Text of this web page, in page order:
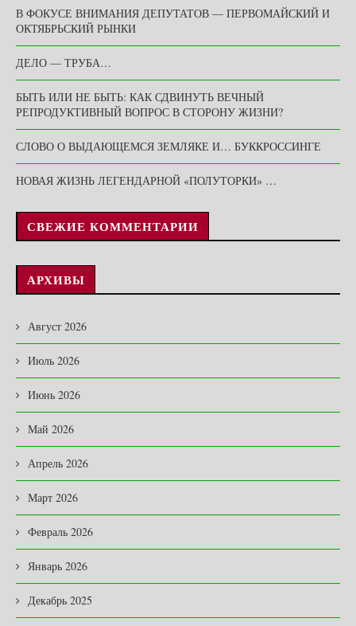
В ФОКУСЕ ВНИМАНИЯ ДЕПУТАТОВ — ПЕРВОМАЙСКИЙ И
ОКТЯБРЬСКИЙ РЫНКИ
ДЕЛО — ТРУБА…
БЫТЬ ИЛИ НЕ БЫТЬ: КАК СДВИНУТЬ ВЕЧНЫЙ
РЕПРОДУКТИВНЫЙ ВОПРОС В СТОРОНУ ЖИЗНИ?
СЛОВО О ВЫДАЮЩЕМСЯ ЗЕМЛЯКЕ И… БУККРОССИНГЕ
НОВАЯ ЖИЗНЬ ЛЕГЕНДАРНОЙ «ПОЛУТОРКИ» …
СВЕЖИЕ КОММЕНТАРИИ
АРХИВЫ
Август 2026
Июль 2026
Июнь 2026
Май 2026
Апрель 2026
Март 2026
Февраль 2026
Январь 2026
Декабрь 2025